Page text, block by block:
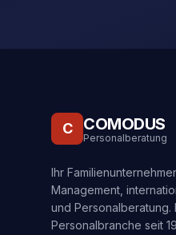
C COMODUS
Personalberatung
Ihr
Management,
und Personalberatung.
Personalbranche seit